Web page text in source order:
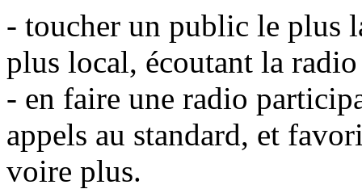
- toucher un public le plus
plus local, écoutant la
- en faire une radio
appels au standard, et
voire plus.